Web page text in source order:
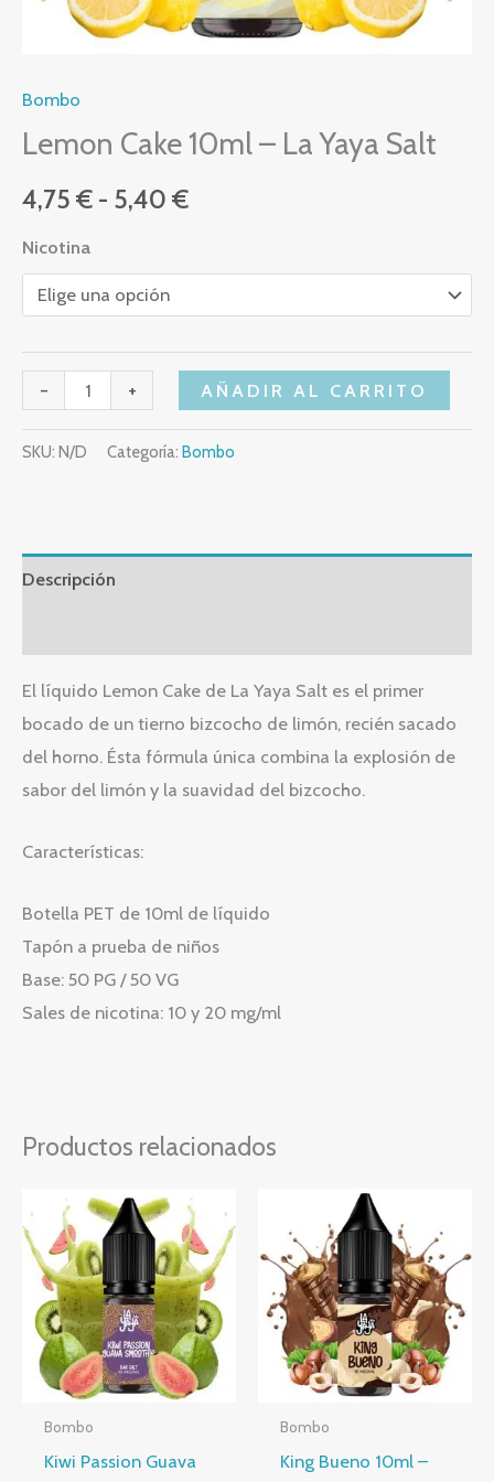
Bombo
Lemon Cake 10ml – La Yaya Salt
4,75 € - 5,40 €
Nicotina
- + AÑADIR AL CARRITO
SKU: N/D Categoría: Bombo
Descripción
El líquido Lemon Cake de La Yaya Salt es el primer
bocado de un tierno bizcocho de limón, recién sacado
del horno. Ésta fórmula única combina la explosión de
sabor del limón y la suavidad del bizcocho.
Características:
Botella PET de 10ml de líquido
Tapón a prueba de niños
Base: 50 PG / 50 VG
Sales de nicotina: 10 y 20 mg/ml
Productos relacionados
Bombo
Kiwi Passion Guava
Rango
de
precios:
desde
4,75 €
hasta
5,40 €
Este
producto
tiene
múltiples
variantes.
Las
opciones
se
pueden
Bombo
King Bueno 10ml –
de
precios:
desde
4,75 €
hasta
5,40 €
producto
tiene
múltiples
variantes.
Las
opciones
se
pueden